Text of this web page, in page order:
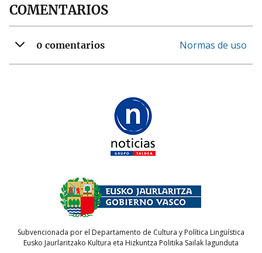
COMENTARIOS
0 comentarios Normas de uso
Subvencionada por el Departamento de Cultura y Política Lingüística
Eusko Jaurlaritzako Kultura eta Hizkuntza Politika Sailak lagunduta